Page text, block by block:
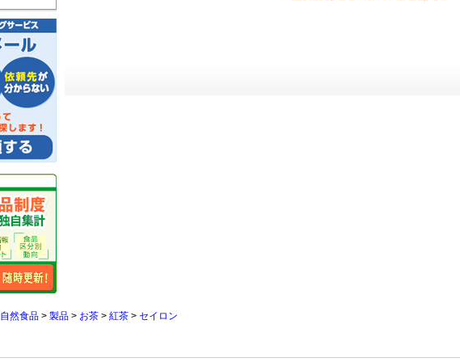
自然食品 > 製品 > お茶 > 紅茶 > セイロン